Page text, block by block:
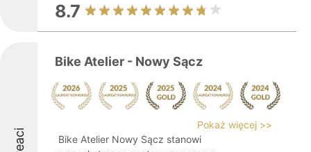
8.7
Bike Atelier - Nowy Sącz
Pokaż więcej >>
Bike Atelier Nowy Sącz stanowi